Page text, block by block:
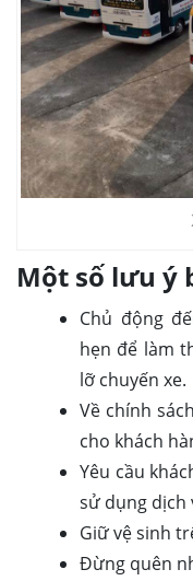
Một số lưu ý
Chủ động
hẹn để làm
lỡ chuyến xe.
Về chính
cho khách
Yêu cầu
sử dụng dịch
Giữ vệ sinh
Đừng quên